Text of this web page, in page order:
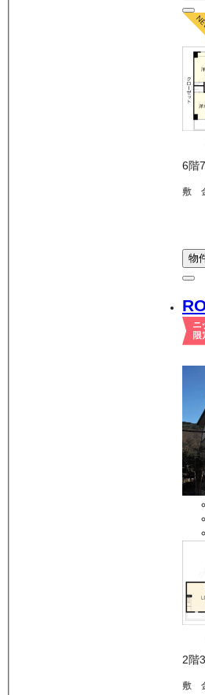
6階
敷
物
2階
敷